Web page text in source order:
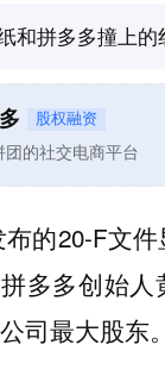
和拼多多撞上的
股权融资
团的社交电商平台
的20-F文
多多创始
司最大股东。